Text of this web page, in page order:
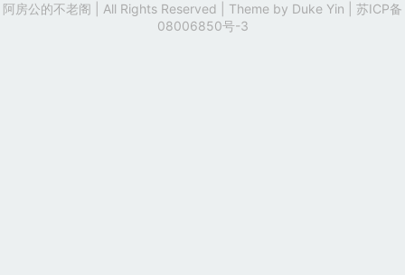
阿房公的不老阁 | All Rights Reserved | Theme by Duke Yin
苏ICP备
08006850号-3